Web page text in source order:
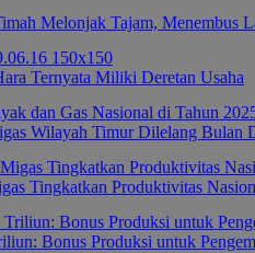
Melonjak Tajam, Menembus
Ternyata Miliki Deretan Usaha
Wilayah Timur Dilelang Bulan
Tingkatkan Produktivitas
Bonus Produksi untuk